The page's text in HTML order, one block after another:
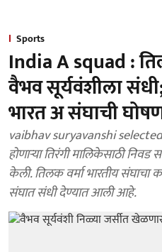
Sports
India A squad :
वैभव सूर्यवंशीला
भारत अ संघाची
vaibhav suryavanshi
होणाऱ्या तिरंगी मालिकेसाठी
केली. तिलक वर्मा भारतीय
संघात संधी देण्यात आली आहे.